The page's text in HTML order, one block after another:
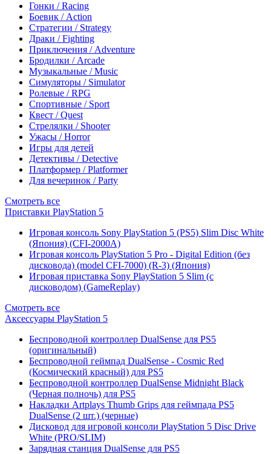
Гонки / Racing
Боевик / Action
Стратегии / Strategy
Драки / Fighting
Приключения / Adventure
Бродилки / Arcade
Музыкальные / Music
Симуляторы / Simulator
Ролевые / RPG
Спортивные / Sport
Квест / Quest
Стрелялки / Shooter
Ужасы / Horror
Игры для детей
Детективы / Detective
Платформер / Platformer
Для вечеринок / Party
Смотреть все
Приставки PlayStation 5
Игровая консоль Sony PlayStation 5 (PS5) Slim Disc White
(Япония) (CFI-2000A)
Игровая консоль PlayStation 5 Pro - Digital Edition (без
дисковода) (model CFI-7000) (R-3) (Япония)
Игровая приставка Sony PlayStation 5 Slim (с
дисководом) (GameReplay)
Смотреть все
Аксессуары PlayStation 5
Беспроводной контроллер DualSense для PS5
(оригинальный)
Беспроводной геймпад DualSense - Cosmic Red
(Космический красный) для PS5
Беспроводной контроллер DualSense Midnight Black
(Черная полночь) для PS5
Накладки Artplays Thumb Grips для геймпада PS5
DualSense (2 шт.) (черные)
Дисковод для игровой консоли PlayStation 5 Disc Drive
White (PRO/SLIM)
Зарядная станция DualSense для PS5